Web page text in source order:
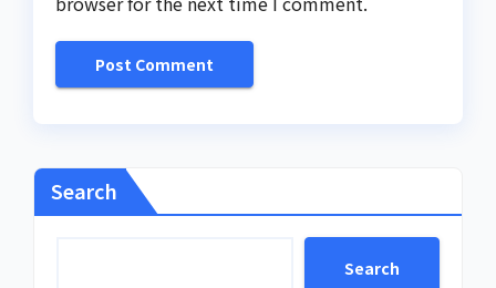
Search
Search